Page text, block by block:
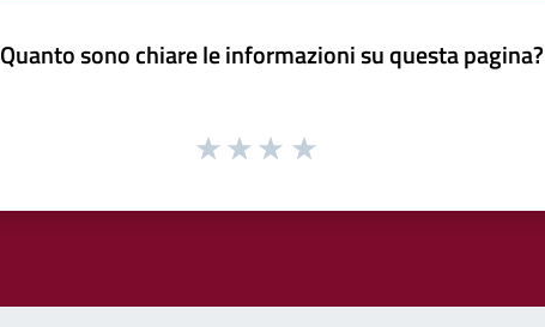
Quanto sono chiare le informazioni su questa pagina?